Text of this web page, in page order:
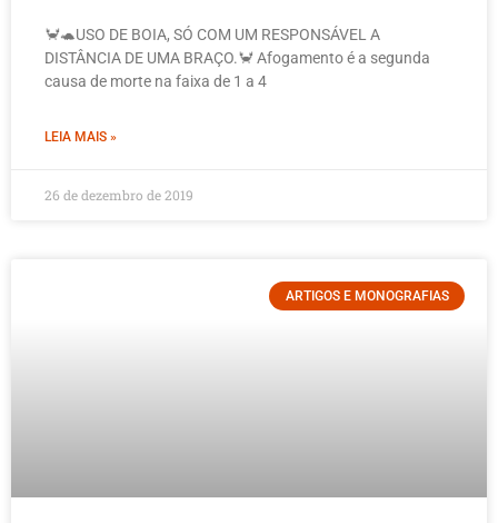
🦀🐢USO DE BOIA, SÓ COM UM RESPONSÁVEL A
DISTÂNCIA DE UMA BRAÇO.🦀 Afogamento é a segunda
causa de morte na faixa de 1 a 4
LEIA MAIS »
26 de dezembro de 2019
ARTIGOS E MONOGRAFIAS